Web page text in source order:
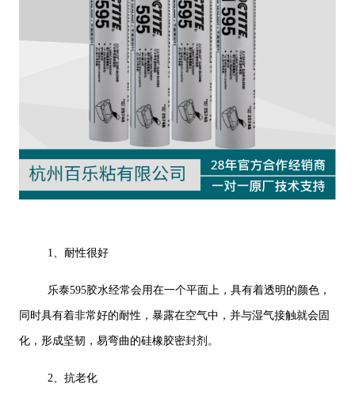
1、耐性很好
乐泰595胶水经常会用在一个平面上，具有着透明的颜色，
同时具有着非常好的耐性，暴露在空气中，并与湿气接触就会固
化，形成坚韧，易弯曲的硅橡胶密封剂。
2、抗老化